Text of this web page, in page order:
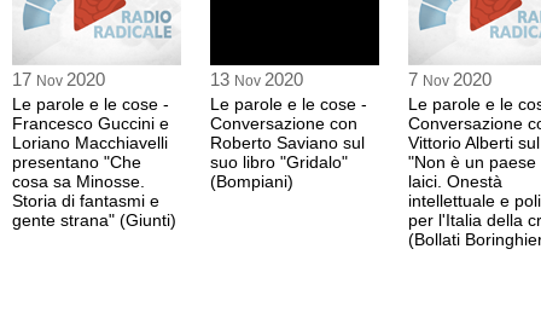
17 Nov 2020
Le parole e le cose -
Francesco Guccini e
Loriano Macchiavelli
presentano "Che
cosa sa Minosse.
Storia di fantasmi e
gente strana" (Giunti)
13 Nov 2020
Le parole e le cose -
Conversazione con
Roberto Saviano sul
suo libro "Gridalo"
(Bompiani)
7 Nov 2020
Le parole e le
Conversazione
Vittorio Alberti
"Non è un paese
laici. Onestà
intellettuale e
per l'Italia della
(Bollati